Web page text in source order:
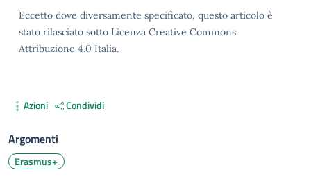
Eccetto dove diversamente specificato, questo articolo è
stato rilasciato sotto Licenza Creative Commons
Attribuzione 4.0 Italia.
Azioni Condividi
Argomenti
Erasmus+